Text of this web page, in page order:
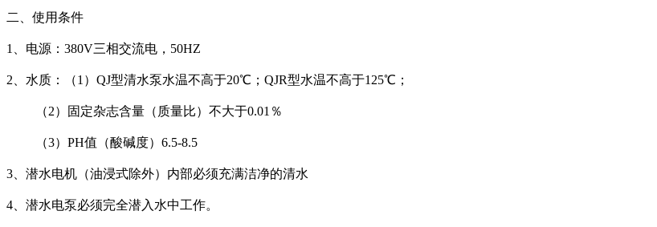
二、使用条件
1、电源：380V三相交流电，50HZ
2、水质：（1）QJ型清水泵水温不高于20℃；QJR型水温不高于125℃；
（2）固定杂志含量（质量比）不大于0.01％
（3）PH值（酸碱度）6.5-8.5
3、潜水电机（油浸式除外）内部必须充满洁净的清水
4、潜水电泵必须完全潜入水中工作。